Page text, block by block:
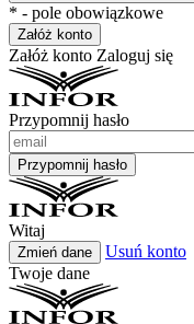
* - pole obowiązkowe
Załóż konto
Załóż konto Zaloguj się
Przypomnij hasło
Przypomnij hasło
Witaj
Zmień dane
Usuń konto
Twoje dane